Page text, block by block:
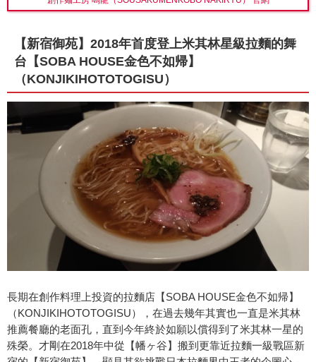
【新宿御苑】2018年首度登上米其林星級拉麵的舞
台【SOBA HOUSE金色不如帰】
（KONJIKIHOTOTOGISU）
長期在創作料理上投資的拉麵店【SOBA HOUSE金色不如帰】
（KONJIKIHOTOTOGISU），在過去幾年其實也一直是米其林
推薦餐廳的老面孔，直到今年終於如願以償得到了米其林一星的
殊榮。才剛在2018年中從【幡ヶ谷】搬到更靠近拉麵一級戰區新